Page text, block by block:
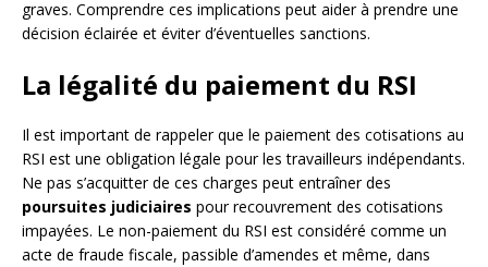
graves. Comprendre ces implications peut aider à prendre une
décision éclairée et éviter d’éventuelles sanctions.
La légalité du paiement du RSI
Il est important de rappeler que le paiement des cotisations au
RSI est une obligation légale pour les travailleurs indépendants.
Ne pas s’acquitter de ces charges peut entraîner des
poursuites judiciaires pour recouvrement des cotisations
impayées. Le non-paiement du RSI est considéré comme un
acte de fraude fiscale, passible d’amendes et même, dans